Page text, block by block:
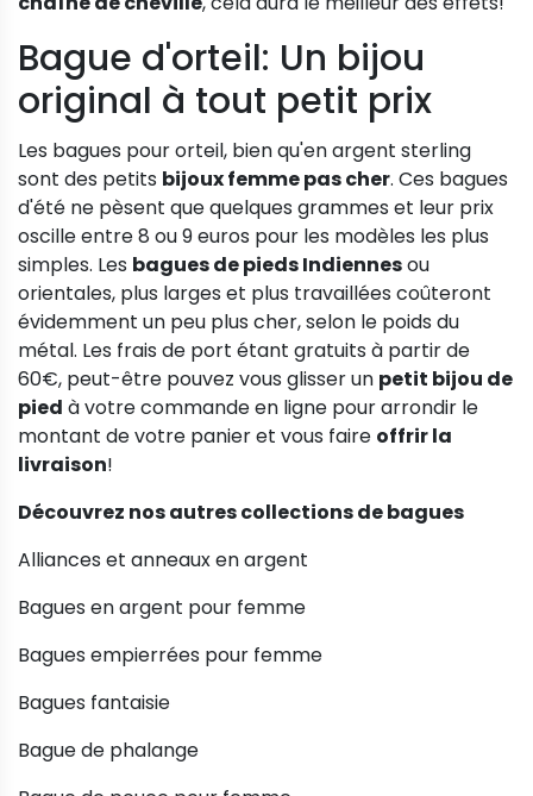
Bague d'orteil: Un bijou
original à tout petit prix
Les bagues pour orteil, bien qu'en argent sterling
sont des petits bijoux femme pas cher. Ces bagues
d'été ne pèsent que quelques grammes et leur prix
oscille entre 8 ou 9 euros pour les modèles les plus
simples. Les bagues de pieds Indiennesou
orientales, plus larges et plus travaillées coûteront
évidemment un peu plus cher, selon le poids du
métal. Les frais de port étant gratuits à partir de
60€, peut-être pouvez vous glisser un petit bijou de
pied à votre commande en ligne pour arrondir le
montant de votre panier et vous faire offrir la
livraison!
Découvrez nos autres collections de bagues
Alliances et anneaux en argent
Bagues en argent pour femme
Bagues empierrées pour femme
Bagues fantaisie
Bague de phalange